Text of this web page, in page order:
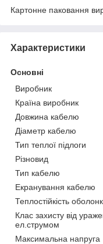
Картонне паковання
Характеристики
Основні
Виробник
Країна виробник
Довжина кабелю
Діаметр кабелю
Тип теплої підлоги
Різновид
Тип кабелю
Екранування кабелю
Теплостійкість
Клас захисту від
ел.струмом
Максимальна напруга